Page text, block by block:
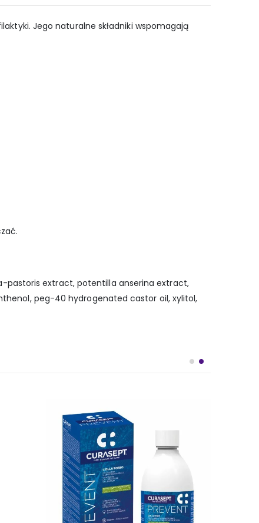
Jego naturalne składniki wspomagają
pastoris extract, potentilla anserina extract,
peg-40 hydrogenated castor oil, xylitol,